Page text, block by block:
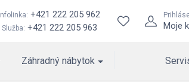
Infolinka: +421 222 205 962
Služba: +421 222 205 963 Moje
Záhradný nábytok